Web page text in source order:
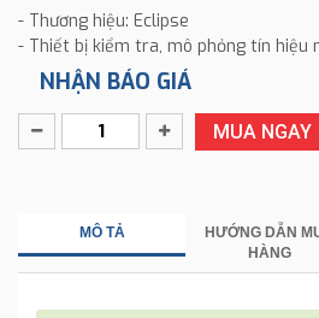
- Thương hiệu: Eclipse
- Thiết bị kiểm tra, mô phỏng tín hiệu
NHẬN BÁO GIÁ
MUA NGAY
MÔ TẢ
HƯỚNG DẪN
HÀNG